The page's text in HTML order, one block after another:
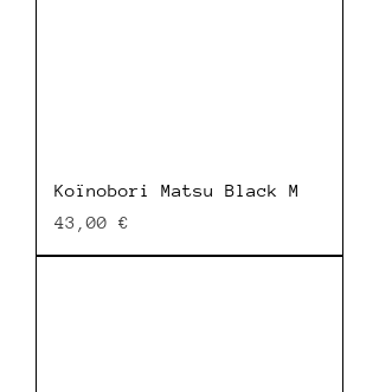
Koïnobori Matsu Black M
Prix
43,00 €